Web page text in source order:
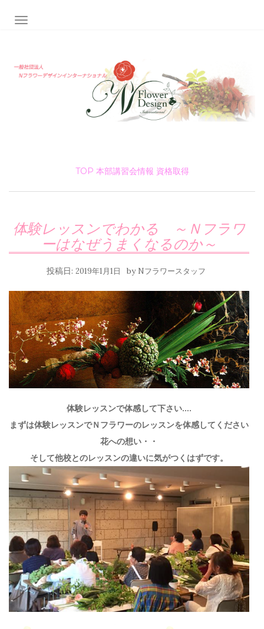
ナビゲーション切り替え
TOP 本部講習会情報 資格取得
体験レッスンでわかる ～Ｎフラワ
ーはなぜうまくなるのか～
投稿日: 2019年1月1日 by Nフラワースタッフ
体験レッスンで体感して下さい….
まずは体験レッスンでＮフラワーのレッスンを体感してください
花への想い・・
そして他校とのレッスンの違いに気がつくはずです。